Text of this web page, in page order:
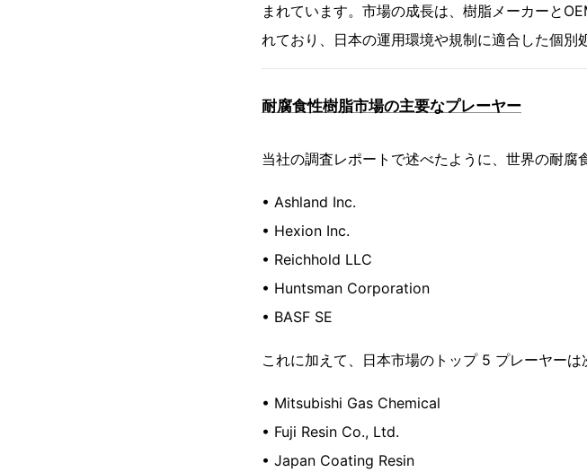
まれています。市場の成長は、樹脂メーカーと
れており、日本の運用環境や規制に適合した個別
耐腐食性樹脂市場の主要なプレーヤー
当社の調査レポートで述べたように、世界の耐
• Ashland Inc.
• Hexion Inc.
• Reichhold LLC
• Huntsman Corporation
• BASF SE
これに加えて、日本市場のトップ 5 プレーヤーは
• Mitsubishi Gas Chemical
• Fuji Resin Co., Ltd.
• Japan Coating Resin